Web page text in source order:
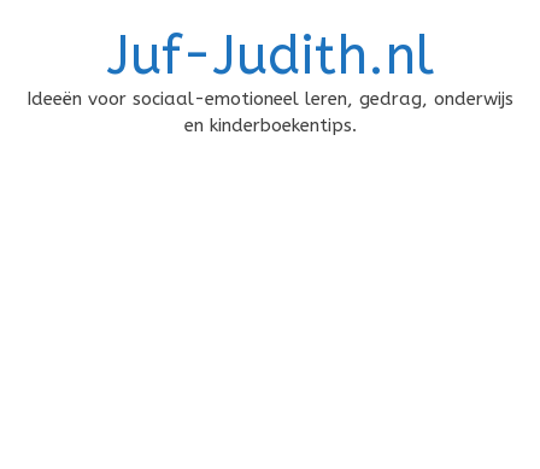
Juf-Judith.nl
Ideeën voor sociaal-emotioneel leren, gedrag, onderwijs
en kinderboekentips.